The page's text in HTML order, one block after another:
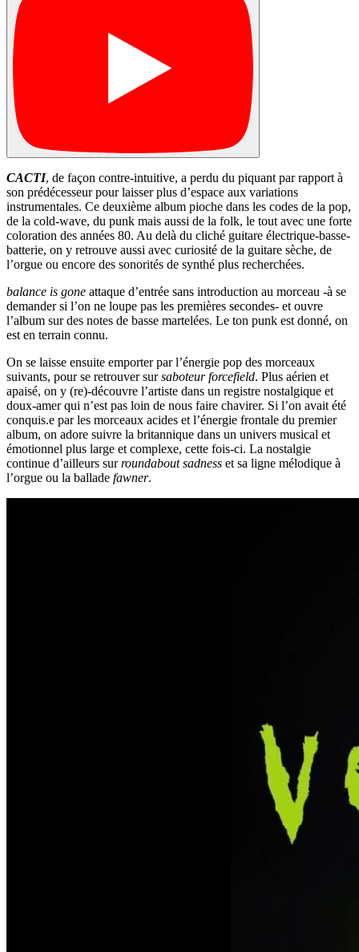
CACTI, de façon contre-intuitive, a perdu du piquant par rapport à
son prédécesseur pour laisser plus d’espace aux variations
instrumentales. Ce deuxième album pioche dans les codes de la pop,
de la cold-wave, du punk mais aussi de la folk, le tout avec une forte
coloration des années 80. Au delà du cliché guitare électrique-basse-
batterie, on y retrouve aussi avec curiosité de la guitare sèche, de
l’orgue ou encore des sonorités de synthé plus recherchées.
balance is gone attaque d’entrée sans introduction au morceau -à se
demander si l’on ne loupe pas les premières secondes- et ouvre
l’album sur des notes de basse martelées. Le ton punk est donné, on
est en terrain connu.
On se laisse ensuite emporter par l’énergie pop des morceaux
suivants, pour se retrouver sursaboteur forcefield. Plus aérien et
apaisé, on y (re)-découvre l’artiste dans un registre nostalgique et
doux-amer qui n’est pas loin de nous faire chavirer. Si l’on avait été
conquis.e par les morceaux acides et l’énergie frontale du premier
album, on adore suivre la britannique dans un univers musical et
émotionnel plus large et complexe, cette fois-ci. La nostalgie
continue d’ailleurs surroundabout sadness et sa ligne mélodique à
l’orgue ou la ballade fawner.